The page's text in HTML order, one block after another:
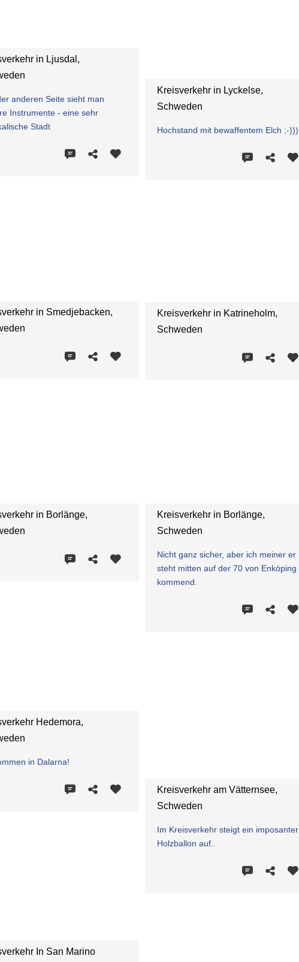
in Ljusdal,
anderen Seite sieht man
Instrumente - eine sehr
Stadt
in Smedjebacken,
in Borlänge,
Hedemora,
in Dalarna!
In San Marino
Kreisverkehr in Lyckelse,
Schweden
Hochstand mit bewaffentem Elch ;-)))
Kreisverkehr in Katrineholm,
Schweden
Kreisverkehr in Borlänge,
Schweden
Nicht ganz sicher, aber ich meiner er
steht mitten auf der 70 von Enköping
kommend.
Kreisverkehr am Vätternsee,
Schweden
Im Kreisverkehr steigt ein imposanter
Holzballon auf..